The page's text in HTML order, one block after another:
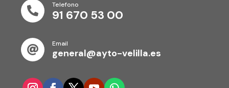

Telefono
91 670 53 00

Email
general@ayto-velilla.es